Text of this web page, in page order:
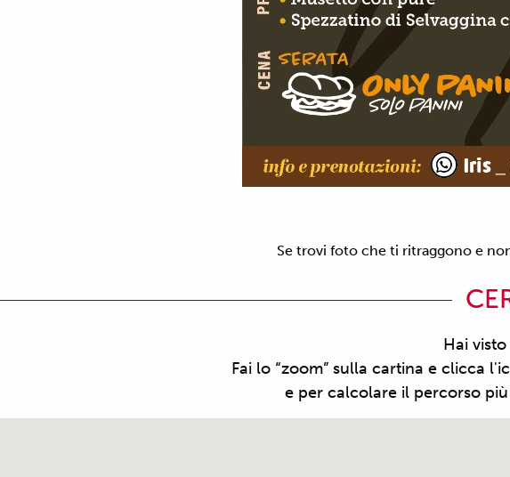
Se trovi foto che ti ritraggono e
Hai
Fai lo “zoom” sulla cartina e clicca
e per calcolare il percorso